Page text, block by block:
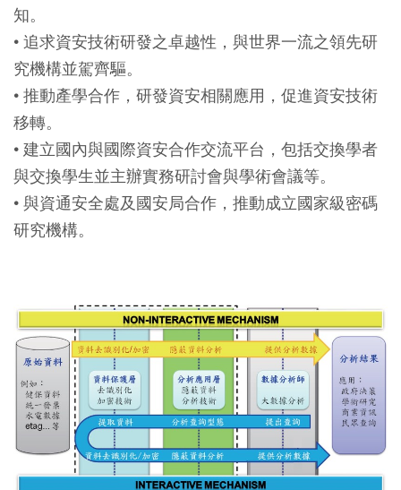
知。
• 追求資安技術研發之卓越性，與世界一流之領先研
究機構並駕齊驅。
• 推動產學合作，研發資安相關應用，促進資安技術
移轉。
• 建立國內與國際資安合作交流平台，包括交換學者
與交換學生並主辦實務研討會與學術會議等。
• 與資通安全處及國安局合作，推動成立國家級密碼
研究機構。